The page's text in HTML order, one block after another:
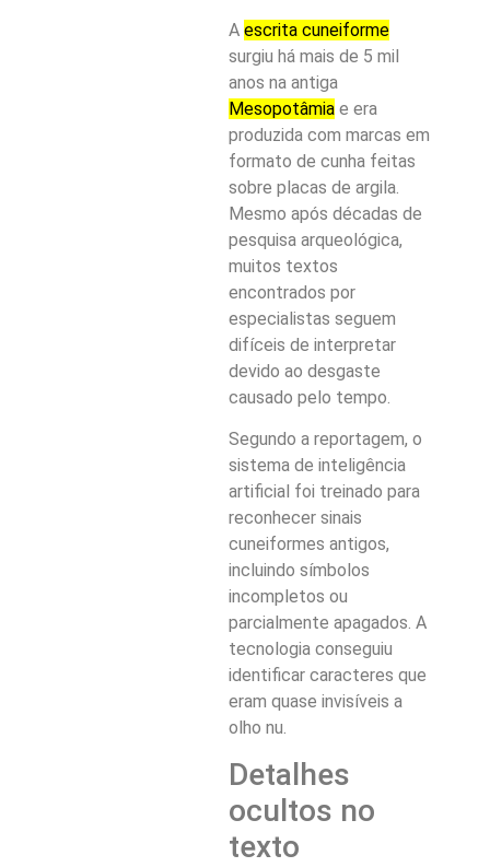
Aescrita cuneiforme
surgiu há mais de 5 mil
anos na antiga
Mesopotâmia e era
produzida com marcas em
formato de cunha feitas
sobre placas de argila.
Mesmo após décadas de
pesquisa arqueológica,
muitos textos
encontrados por
especialistas seguem
difíceis de interpretar
devido ao desgaste
causado pelo tempo.
Segundo a reportagem, o
sistema de inteligência
artificial foi treinado para
reconhecer sinais
cuneiformes antigos,
incluindo símbolos
incompletos ou
parcialmente apagados. A
tecnologia conseguiu
identificar caracteres que
eram quase invisíveis a
olho nu.
Detalhes
ocultos no
texto